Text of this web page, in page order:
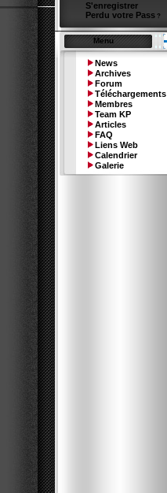
S'enregistrer
Perdu votre Pass ?
Menu
News
Archives
Forum
Téléchargements
Membres
Team KP
Articles
FAQ
Liens Web
Calendrier
Galerie